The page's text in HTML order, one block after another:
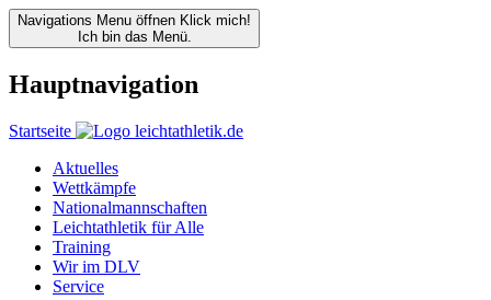
Navigations Menu öffnen Klick mich!
Ich bin das Menü.
Hauptnavigation
Startseite
Aktuelles
Wettkämpfe
Nationalmannschaften
Leichtathletik für Alle
Training
Wir im DLV
Service